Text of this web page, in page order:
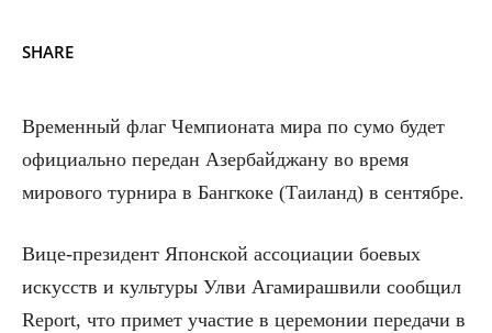
SHARE
Временный флаг Чемпионата мира по сумо будет
официально передан Азербайджану во время
мирового турнира в Бангкоке (Таиланд) в сентябре.
Вице-президент Японской ассоциации боевых
искусств и культуры Улви Агамирашвили сообщил
Report, что примет участие в церемонии передачи в